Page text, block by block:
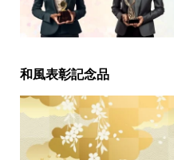
和風表彰記念品